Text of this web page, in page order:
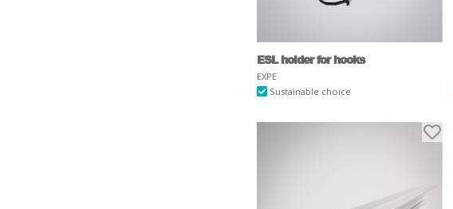
ESL holder for hooks
EXPE
Sustainable choice